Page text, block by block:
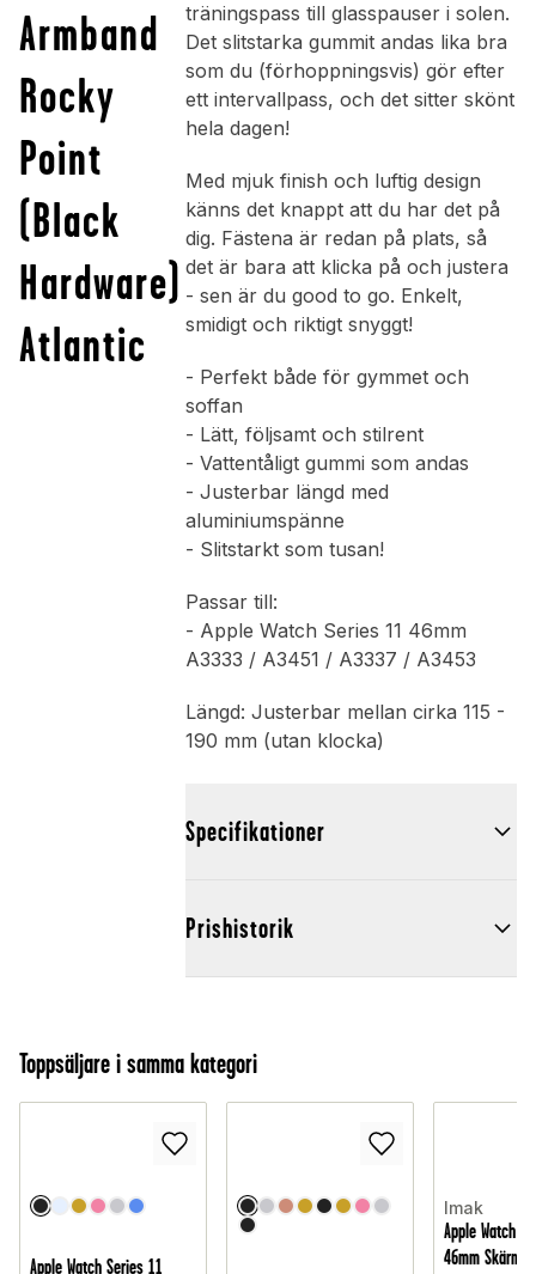
Armband
Rocky
Point
(Black
Hardware)
Atlantic
träningspass till glasspauser i solen.
Det slitstarka gummit andas lika bra
som du (förhoppningsvis) gör efter
ett intervallpass, och det sitter skönt
hela dagen!
Med mjuk finish och luftig design
känns det knappt att du har det på
dig. Fästena är redan på plats, så
det är bara att klicka på och justera
- sen är du good to go. Enkelt,
smidigt och riktigt snyggt!
- Perfekt både för gymmet och
soffan
- Lätt, följsamt och stilrent
- Vattentåligt gummi som andas
- Justerbar längd med
aluminiumspänne
- Slitstarkt som tusan!
Passar till:
- Apple Watch Series 11 46mm
A3333 / A3451 / A3337 / A3453
Längd: Justerbar mellan cirka 115 -
190 mm (utan klocka)
Specifikationer
Prishistorik
Toppsäljare i samma kategori
Apple Watch Series 11
Imak
Apple Watch
46mm